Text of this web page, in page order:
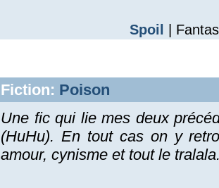
Spoil |
Fiction: Poison
Une fic qui lie mes deux
(HuHu). En tout cas on y
amour, cynisme et tout le